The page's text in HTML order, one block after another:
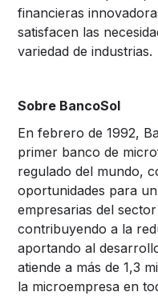
financieras
satisfacen las
variedad de industrias.
Sobre BancoSol
En febrero de 1992,
primer banco de
regulado del mundo,
oportunidades para
empresarias del
contribuyendo a la
aportando al
atiende a más de 1,3
la microempresa en